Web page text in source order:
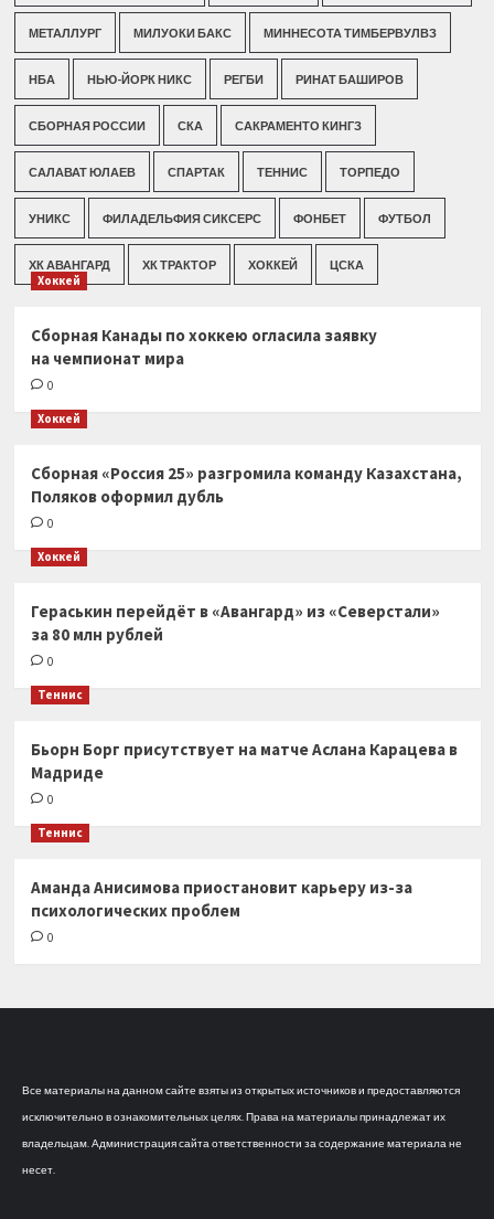
МЕТАЛЛУРГ МИЛУОКИ БАКС МИННЕСОТА ТИМБЕРВУЛВЗ
НБА НЬЮ-ЙОРК НИКС РЕГБИ РИНАТ БАШИРОВ
СБОРНАЯ РОССИИ СКА САКРАМЕНТО КИНГЗ
САЛАВАТ ЮЛАЕВ СПАРТАК ТЕННИС ТОРПЕДО
УНИКС ФИЛАДЕЛЬФИЯ СИКСЕРС ФОНБЕТ ФУТБОЛ
ХК АВАНГАРД ХК ТРАКТОР ХОККЕЙ ЦСКА
Хоккей
Сборная Канады по хоккею огласила заявку
на чемпионат мира
0
Хоккей
Сборная «Россия 25» разгромила команду Казахстана,
Поляков оформил дубль
0
Хоккей
Гераськин перейдёт в «Авангард» из «Северстали»
за 80 млн рублей
0
Теннис
Бьорн Борг присутствует на матче Аслана Карацева в
Мадриде
0
Теннис
Аманда Анисимова приостановит карьеру из-за
психологических проблем
0
Все материалы на данном сайте взяты из открытых источников и предоставляются
исключительно в ознакомительных целях. Права на материалы принадлежат их
владельцам. Администрация сайта ответственности за содержание материала не
несет.